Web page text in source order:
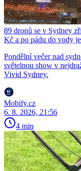
89 dronů se v Sydney
Kč a po pádu do vody
Pondělní večer nad
světelnou show v
Vivid Sydney.
Mobify.cz
6. 8. 2026, 21:56
4 min